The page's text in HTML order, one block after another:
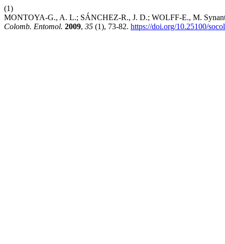
(1)
MONTOYA-G., A. L.; SÁNCHEZ-R., J. D.; WOLFF-E., M.
Colomb. Entomol. 2009, 35 (1), 73-82. https://doi.org/10.25100/